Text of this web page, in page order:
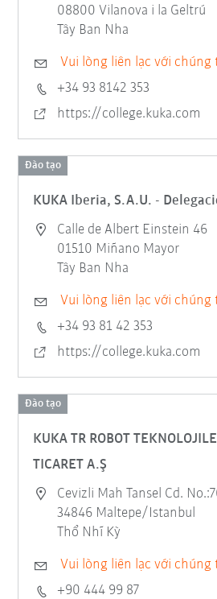
08800 Vilanova i la Geltrú
Tây Ban Nha
Vui lòng liên lạc với chúng
+34 93 8142 353
https://college.kuka.com
Đào tạo
KUKA Iberia, S.A.U. -
Calle de Albert Einstein 46
01510 Miñano Mayor
Tây Ban Nha
Vui lòng liên lạc với chúng
+34 93 81 42 353
https://college.kuka.com
Đào tạo
KUKA TR ROBOT
TICARET A.Ş
Cevizli Mah Tansel Cd.
34846 Maltepe/Istanbul
Thổ Nhĩ Kỳ
Vui lòng liên lạc với chúng
+90 444 99 87